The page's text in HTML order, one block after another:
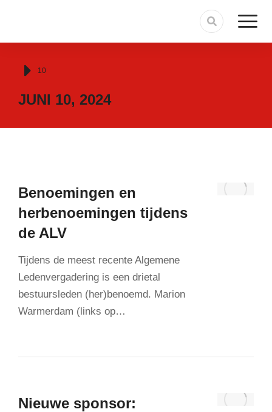
Je bent hier:
10
JUNI 10, 2024
Benoemingen en
herbenoemingen tijdens
de ALV
Tijdens de meest recente Algemene
Ledenvergadering is een drietal
bestuursleden (her)benoemd. Marion
Warmerdam (links op…
Nieuwe sponsor: